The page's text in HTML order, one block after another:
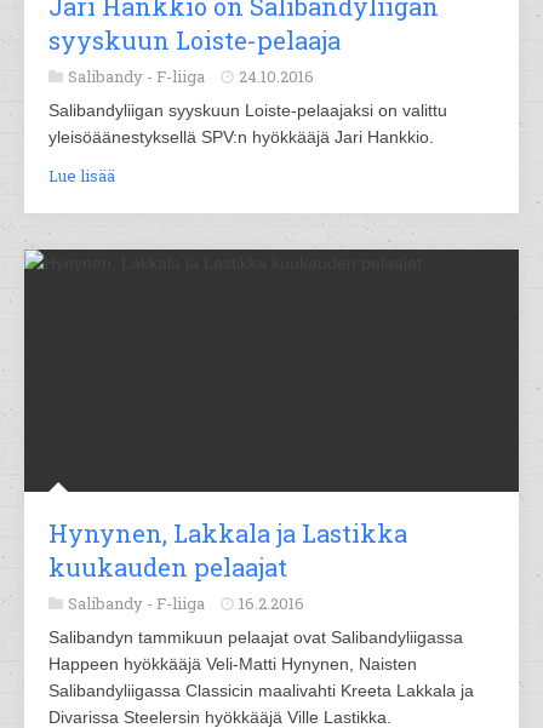
syyskuun Loiste-pelaaja
Salibandy - F-liiga 24.10.2016
Salibandyliigan syyskuun Loiste-pelaajaksi on valittu
yleisöäänestyksellä SPV:n hyökkääjä Jari Hankkio.
Lue lisää
Hynynen, Lakkala ja Lastikka
kuukauden pelaajat
Salibandy - F-liiga 16.2.2016
Salibandyn tammikuun pelaajat ovat Salibandyliigassa
Happeen hyökkääjä Veli-Matti Hynynen, Naisten
Salibandyliigassa Classicin maalivahti Kreeta Lakkala ja
Divarissa Steelersin hyökkääjä Ville Lastikka.